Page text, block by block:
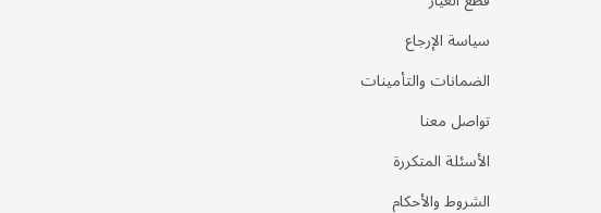
سياسة الإرجاع
الضمانات والتأمينات
تواصل معنا
الأسئلة المتكررة
الشروط والأحكام